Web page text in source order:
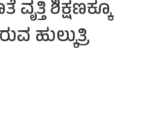
ಶಿಕ್ಷಣಕ್ಕೂ
ಹುಲ್ಕುತ್ರಿ